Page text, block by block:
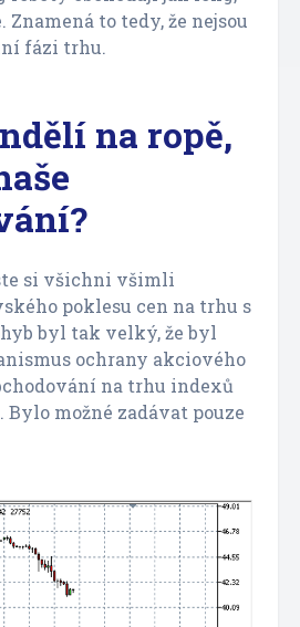
to tedy, že nejsou
fázi trhu.
na ropě,
si všichni všimli
poklesu cen na trhu s
byl tak velký, že byl
ochrany akciového
na trhu indexů
možné zadávat pouze